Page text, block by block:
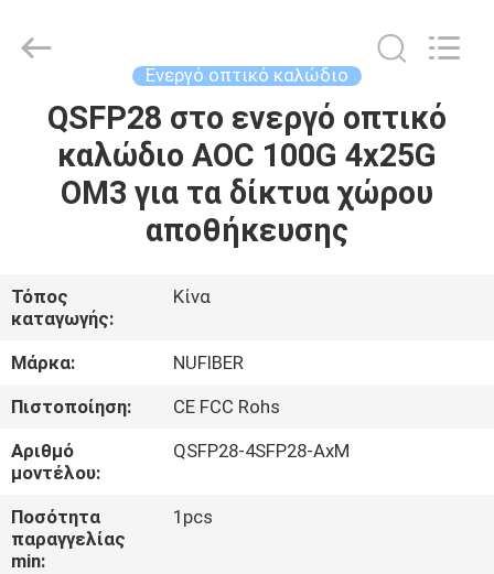
ΣΠΊΤΙ
ΠΡΟΪΌΝΤΑ
ΕΜΕΊΣ
ΓΎΡΟΣ
ΕΡΓΟΣΤΑΣΊΩΝ
ΠΟΙΟΤΙΚΌΣ
ΈΛΕΓΧΟΣ
Rights
Ενεργό οπτικό καλώδιο
QSFP28 στο ενεργό οπτικό
καλώδιο AOC 100G 4x25G
OM3 για τα δίκτυα χώρου
αποθήκευσης
Τόπος
καταγωγής:
Κίνα
Μάρκα:
NUFIBER
Πιστοποίηση:
CE FCC Rohs
Αριθμό
μοντέλου:
QSFP28-4SFP28-AxM
Ποσότητα
παραγγελίας
min:
1pcs